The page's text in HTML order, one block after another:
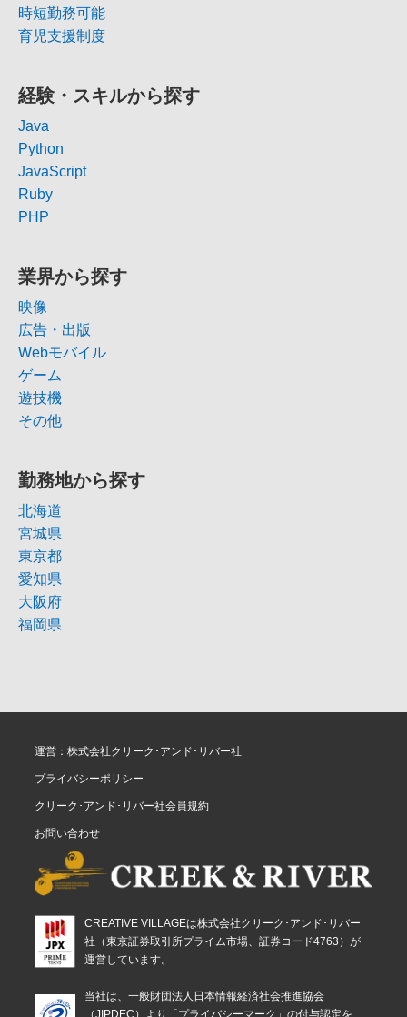
時短勤務可能
育児支援制度
経験・スキルから探す
Java
Python
JavaScript
Ruby
PHP
業界から探す
映像
広告・出版
Webモバイル
ゲーム
遊技機
その他
勤務地から探す
北海道
宮城県
東京都
愛知県
大阪府
福岡県
運営：株式会社クリーク･アンド･リバー社
プライバシーポリシー
クリーク･アンド･リバー社会員規約
お問い合わせ
CREATIVE VILLAGEは株式会社クリーク･アンド･リバー
社（東京証券取引所プライム市場、証券コード4763）が
運営しています。
当社は、一般財団法人日本情報経済社会推進協会
（JIPDEC）より「プライバシーマーク」の付与認定を